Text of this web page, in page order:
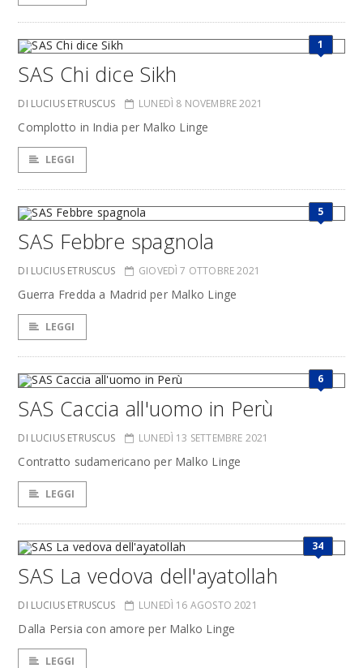
1
SAS Chi dice Sikh
DI LUCIUS ETRUSCUS LUNEDÌ 8 NOVEMBRE 2021
Complotto in India per Malko Linge
LEGGI
5
SAS Febbre spagnola
DI LUCIUS ETRUSCUS GIOVEDÌ 7 OTTOBRE 2021
Guerra Fredda a Madrid per Malko Linge
LEGGI
6
SAS Caccia all'uomo in Perù
DI LUCIUS ETRUSCUS LUNEDÌ 13 SETTEMBRE 2021
Contratto sudamericano per Malko Linge
LEGGI
34
SAS La vedova dell'ayatollah
DI LUCIUS ETRUSCUS LUNEDÌ 16 AGOSTO 2021
Dalla Persia con amore per Malko Linge
LEGGI